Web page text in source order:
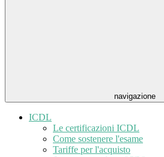
navigazione
ICDL
Le certificazioni ICDL
Come sostenere l'esame
Tariffe per l'acquisto